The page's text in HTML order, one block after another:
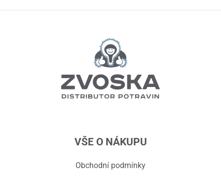
VŠE O NÁKUPU
Obchodní podmínky